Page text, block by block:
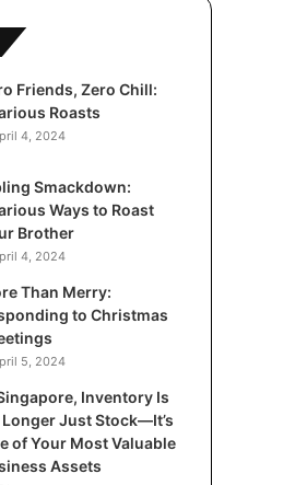
Friends, Zero Chill:
Roasts
4, 2024
Smackdown:
Ways to Roast
Brother
4, 2024
Than Merry:
to Christmas
5, 2024
Inventory Is
Longer Just Stock—It’s
of Your Most Valuable
Assets